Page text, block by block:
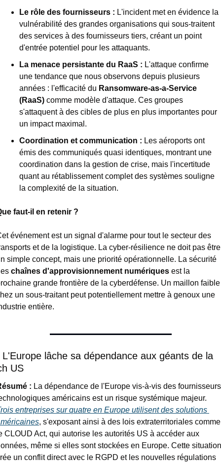
Le rôle des fournisseurs : L'incident met en évidence la
vulnérabilité des grandes organisations qui sous-traitent
des services à des fournisseurs tiers, créant un point
d'entrée potentiel pour les attaquants.
La menace persistante du RaaS : L'attaque confirme
une tendance que nous observons depuis plusieurs
années : l'efficacité du Ransomware-as-a-Service
(RaaS) comme modèle d'attaque. Ces groupes
s'attaquent à des cibles de plus en plus importantes pour
un impact maximal.
Coordination et communication : Les aéroports ont
émis des communiqués quasi identiques, montrant une
coordination dans la gestion de crise, mais l'incertitude
quant au rétablissement complet des systèmes souligne
la complexité de la situation.
faut-il en retenir ?
événement est un signal d'alarme pour tout le secteur des
et de la logistique. La cyber-résilience ne doit pas être
simple concept, mais une priorité opérationnelle. La sécurité
chaînes d'approvisionnement numériques est la
grande frontière de la cyberdéfense. Un maillon faible
un sous-traitant peut potentiellement mettre à genoux une
entière.
L'Europe lâche sa dépendance aux géants de la
US
: La dépendance de l'Europe vis-à-vis des fournisseurs
entreprises sur quatre en Europe utilisent des solutions
, s'exposant ainsi à des lois extraterritoriales comme
CLOUD Act, qui autorise les autorités US à accéder aux
même si elles sont stockées en Europe. Cette situation
un conflit direct avec le RGPD et les nouvelles régulations